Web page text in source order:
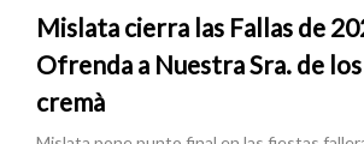
Mislata cierra las Fallas de
Ofrenda a Nuestra Sra. de
cremà